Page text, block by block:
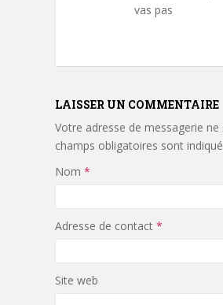
vas pas
LAISSER UN COMMENTAIRE
Votre adresse de messagerie ne
champs obligatoires sont
Nom *
Adresse de contact *
Site web